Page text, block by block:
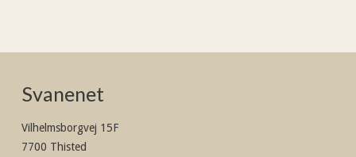
Svanenet
Vilhelmsborgvej 15F
7700 Thisted